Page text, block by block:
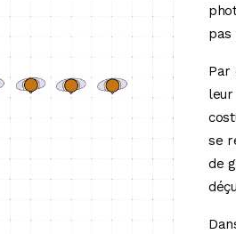
pas
Par
se
de